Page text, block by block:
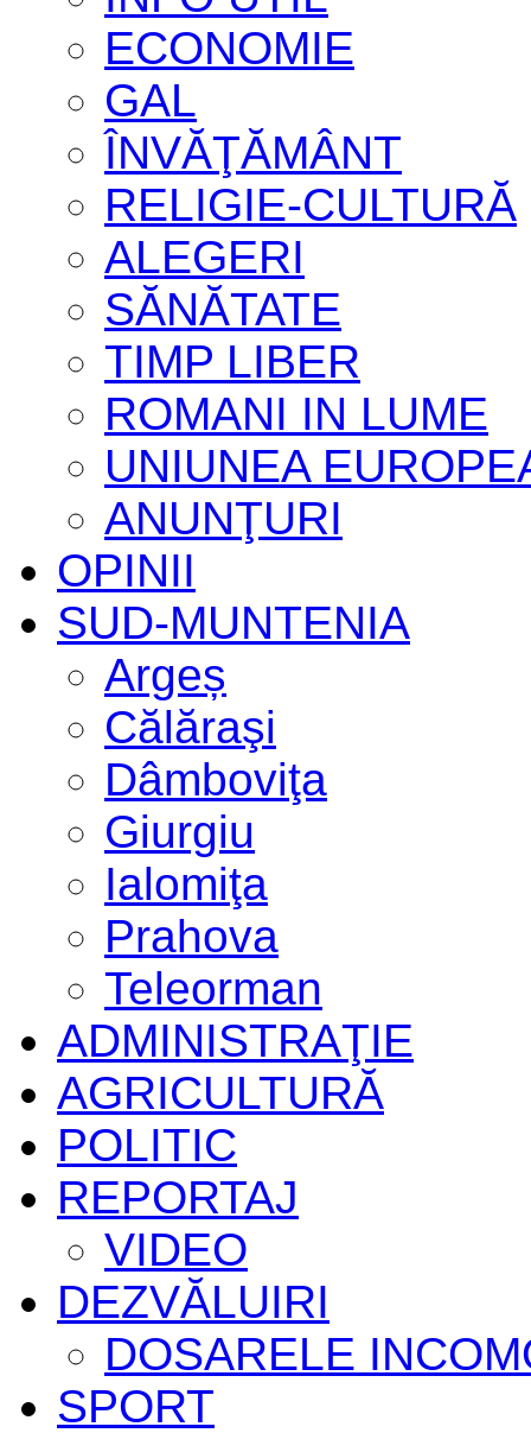
ECONOMIE
GAL
ÎNVĂŢĂMÂNT
RELIGIE-CULTURĂ
ALEGERI
SĂNĂTATE
TIMP LIBER
ROMANI IN LUME
UNIUNEA
ANUNŢURI
OPINII
SUD-MUNTENIA
Argeș
Călăraşi
Dâmboviţa
Giurgiu
Ialomiţa
Prahova
Teleorman
ADMINISTRAŢIE
AGRICULTURĂ
POLITIC
REPORTAJ
VIDEO
DEZVĂLUIRI
DOSARELE
SPORT